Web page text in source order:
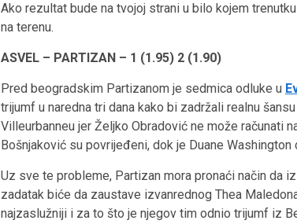
Ako rezultat bude na tvojoj strani u bilo kojem
na terenu.
ASVEL – PARTIZAN – 1 (1.95) 2 (1.90)
Pred beogradskim Partizanom je sedmica odluke u
trijumf u naredna tri dana kako bi zadržali realnu
Villeurbanneu jer Željko Obradović ne može računati
Bošnjaković su povrijeđeni, dok je Duane Washington
Uz sve te probleme, Partizan mora pronaći način da
zadatak biće da zaustave izvanrednog Thea
najzaslužniji i za to što je njegov tim odnio trijumf iz